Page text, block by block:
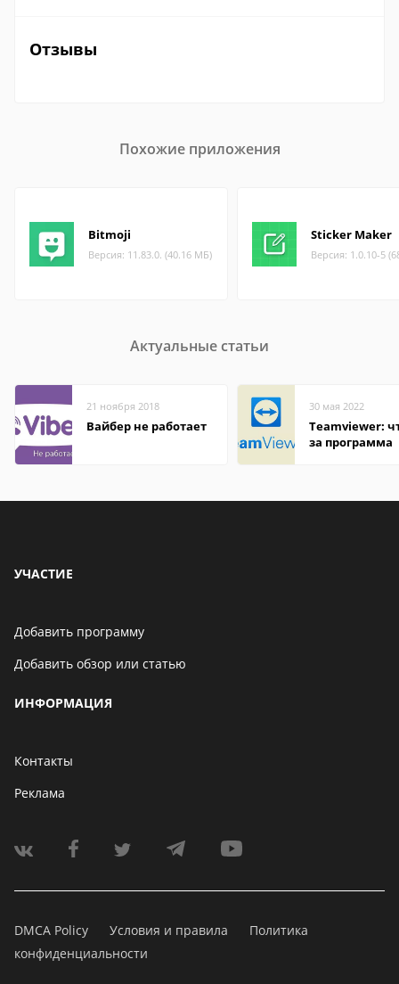
Отзывы
Похожие приложения
Bitmoji
Версия: 11.83.0. (40.16 МБ)
Sticker Maker
Версия: 1.0.10-5
Актуальные статьи
21 ноября 2018
Вайбер не работает
30 мая 2022
Teamviewer:
за программа
УЧАСТИЕ
Добавить программу
Добавить обзор или статью
ИНФОРМАЦИЯ
Контакты
Реклама
DMCA Policy Условия и правила
Политика
конфиденциальности